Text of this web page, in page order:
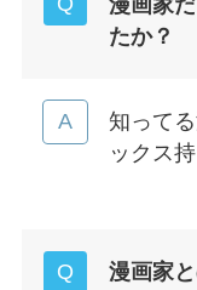
たか？
知って
ックス
漫画家